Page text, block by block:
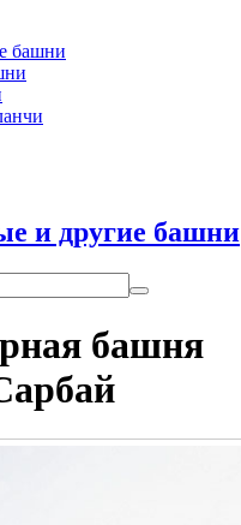
башни
и другие башни
башня